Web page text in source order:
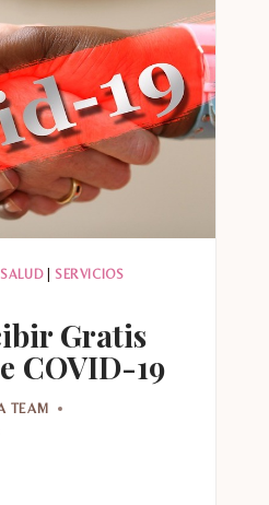
SALUD| SERVICIOS
Gratis
COVID-19
TEAM